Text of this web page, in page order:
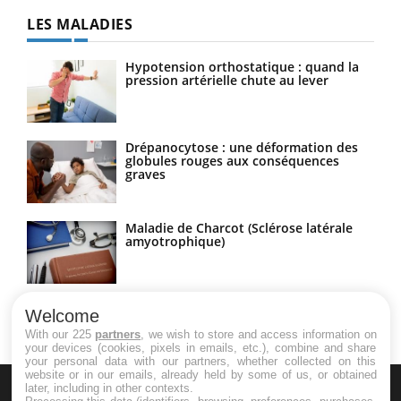
LES MALADIES
Hypotension orthostatique : quand la
pression artérielle chute au lever
Drépanocytose : une déformation des
globules rouges aux conséquences
graves
Maladie de Charcot (Sclérose latérale
amyotrophique)
Welcome
With our 225 partners , we wish to store and access information on
your devices (cookies, pixels in emails, etc.), combine and share
your personal data with our partners, whether collected on this
website or in our emails, already held by some of us, or obtained
later, including in other contexts.